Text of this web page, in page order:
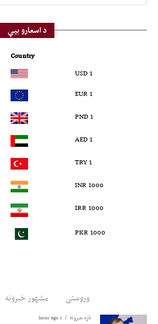
د اسعارو بیې
Country
1 USD
1 EUR
1 PND
1 AED
1 TRY
1000 INR
1000 IRR
1000 PKR
وروستی مشهور خبرونه
تازه خبرونه 1 hour ago